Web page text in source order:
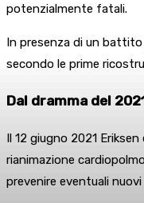
potenzialmente fatali.
In presenza di un battito
secondo le prime
Dal dramma del
Il 12 giugno 2021
rianimazione
prevenire eventuali nuovi